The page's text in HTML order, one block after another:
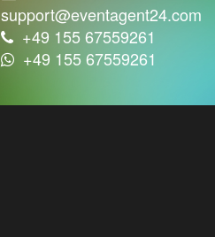
support@eventagent24.com
+49 155 67559261
+49 155 67559261